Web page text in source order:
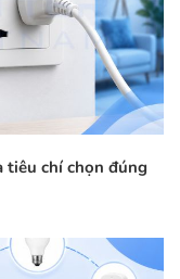
tiêu chí chọn đúng